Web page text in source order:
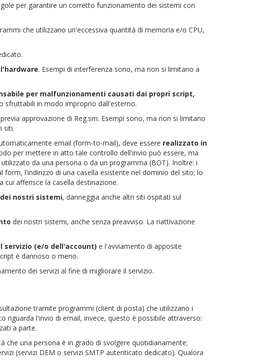
per garantire un corretto funzionamento dei sistemi con
che utilizzano un'eccessiva quantità di memoria e/o CPU,
. Esempi di interferenza sono, ma non si limitano a
per malfunzionamenti causati dai propri script,
sfruttabili in modo improprio dall'esterno.
approvazione di Reg.sm. Esempi sono, ma non si limitano
siti.
email (form-to-mail), deve essere realizzato in
per mettere in atto tale controllo dell'invio può essere, ma
da una persona o da un programma (BOT). Inoltre: i
l'indirizzo di una casella esistente nel dominio del sito; lo
afferisce la casella destinazione.
nostri sistemi, danneggia anche altri siti ospitati sul
dei nostri sistemi, anche senza preavviso. La riattivazione
servizio (e/o dell'account) e l'avviamento di apposite
è dannoso o meno.
dei servizi al fine di migliorare il servizio.
tramite programmi (client di posta) che utilizzano i
riguarda l'invio di email, invece, questo è possibile attraverso:
a parte.
una persona è in grado di svolgere quotidianamente;
(servizi DEM o servizi SMTP autenticato dedicato). Qualora